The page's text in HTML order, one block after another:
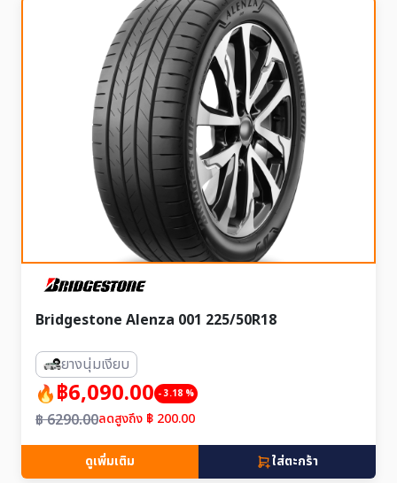
Bridgestone Alenza 001 225/50R18
ยางนุ่มเงียบ
฿6,090.00 - 3.18 %
฿ 6290.00ลดสูงถึง ฿ 200.00
ดูเพิ่มเติม ใส่ตะกร้า